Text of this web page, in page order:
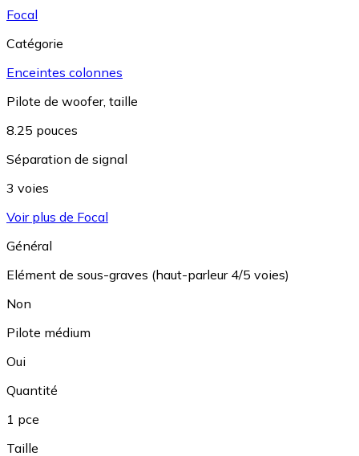
Focal
Catégorie
Enceintes colonnes
Pilote de woofer, taille
8.25 pouces
Séparation de signal
3 voies
Voir plus de Focal
Général
Elément de sous-graves (haut-parleur 4/5 voies)
Non
Pilote médium
Oui
Quantité
1 pce
Taille